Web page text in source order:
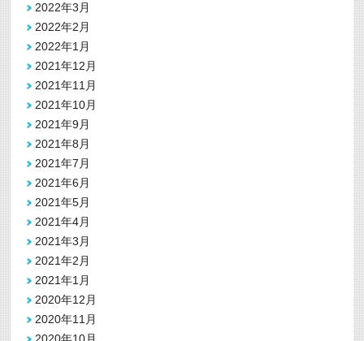
2022年3月
2022年2月
2022年1月
2021年12月
2021年11月
2021年10月
2021年9月
2021年8月
2021年7月
2021年6月
2021年5月
2021年4月
2021年3月
2021年2月
2021年1月
2020年12月
2020年11月